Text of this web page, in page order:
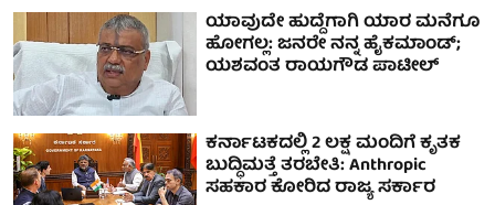
ಯಾವುದೇ ಹುದ್ದೆಗಾಗಿ ಯಾರ ಮನೆಗೂ
ಹೋಗಲ್ಲ: ಜನರೇ ನನ್ನ ಹೈಕಮಾಂಡ್;
ಯಶವಂತ ರಾಯಗೌಡ ಪಾಟೀಲ್‌
ಕರ್ನಾಟಕದಲ್ಲಿ 2 ಲಕ್ಷ ಮಂದಿಗೆ ಕೃತಕ
ಬುದ್ಧಿಮತ್ತೆ ತರಬೇತಿ: Anthropic
ಸಹಕಾರ ಕೋರಿದ ರಾಜ್ಯ ಸರ್ಕಾರ